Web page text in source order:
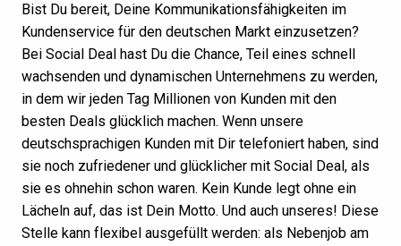
Bist Du bereit, Deine Kommunikationsfähigkeiten im
Kundenservice für den deutschen Markt einzusetzen?
Bei Social Deal hast Du die Chance, Teil eines schnell
wachsenden und dynamischen Unternehmens zu werden,
in dem wir jeden Tag Millionen von Kunden mit den
besten Deals glücklich machen. Wenn unsere
deutschsprachigen Kunden mit Dir telefoniert haben, sind
sie noch zufriedener und glücklicher mit Social Deal, als
sie es ohnehin schon waren. Kein Kunde legt ohne ein
Lächeln auf, das ist Dein Motto. Und auch unseres! Diese
Stelle kann flexibel ausgefüllt werden: als Nebenjob am